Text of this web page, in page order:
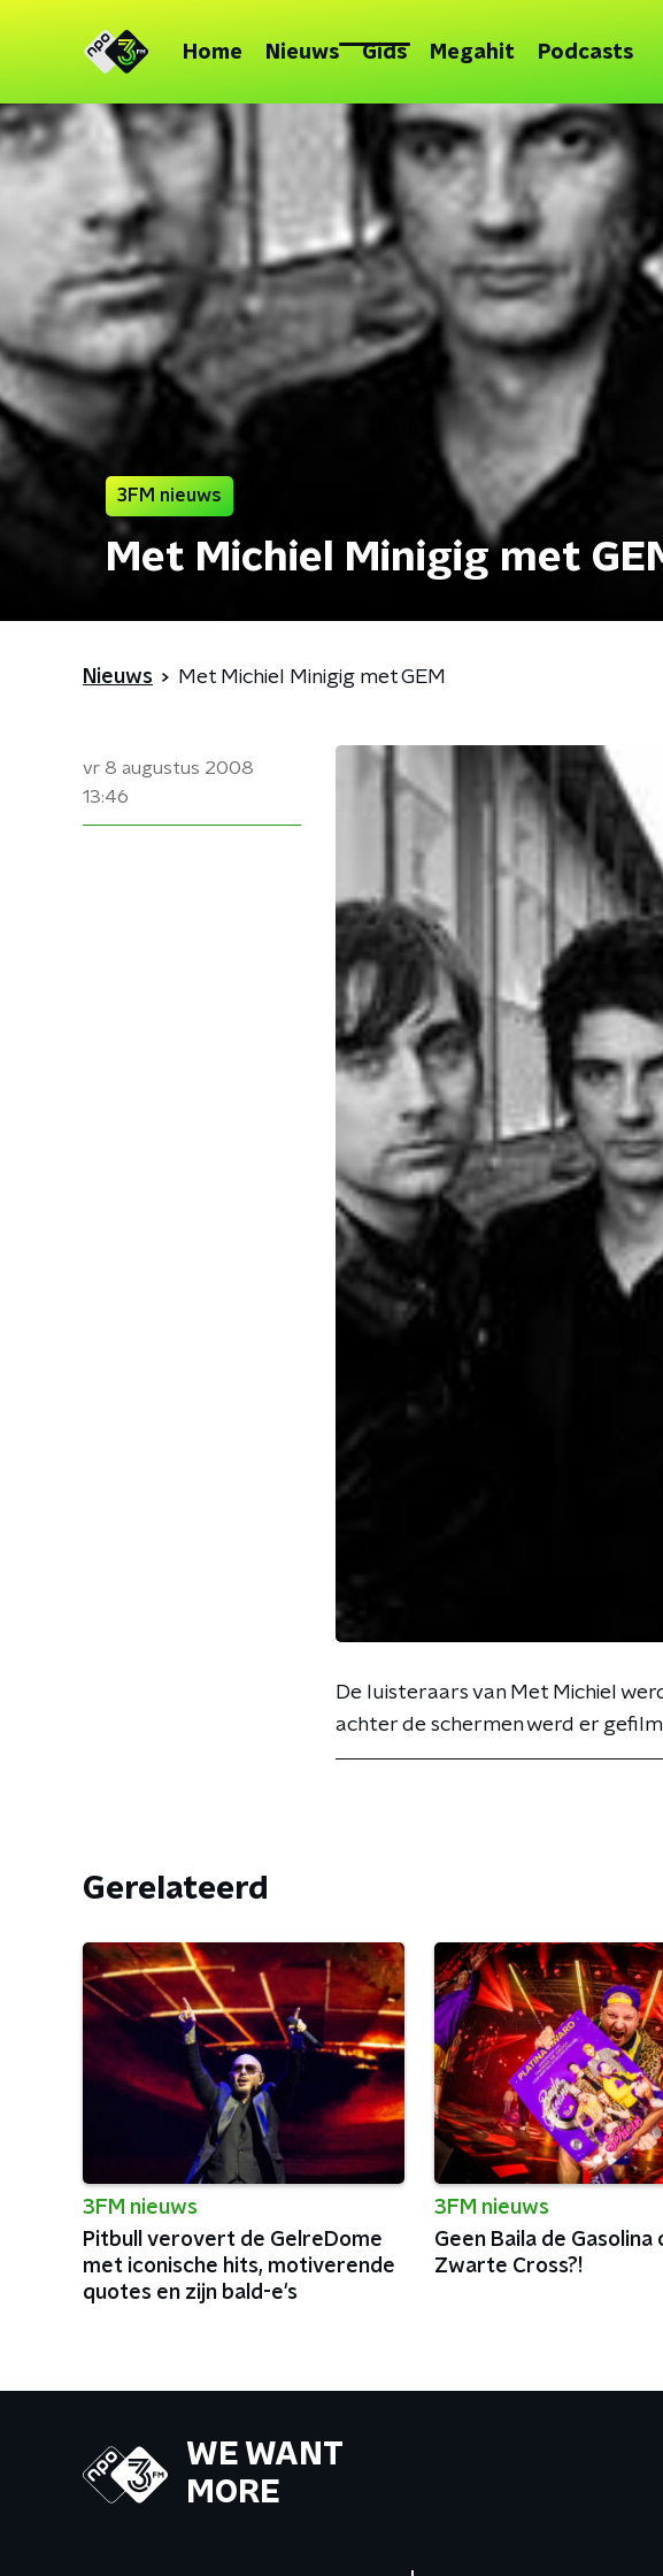
Home Nieuws Gids Megahit Podcasts
3FM nieuws
Met Michiel Minigig met
Nieuws Met Michiel Minigig met GEM
vr 8 augustus 2008
13:46
De luisteraars van Met Michiel
achter de schermen werd er
Gerelateerd
3FM nieuws
Pitbull verovert de GelreDome
met iconische hits, motiverende
quotes en zijn bald-e's
3FM nieuws
Geen Baila de Gasolina
Zwarte Cross?!
WE WANT
MORE